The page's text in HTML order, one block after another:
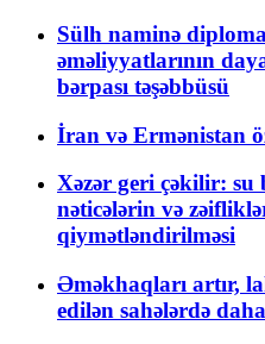
Sülh naminə
əməliyyatlarının
bərpası təşəbbüsü
İran və Ermənistan
Xəzər geri çəkilir: su
nəticələrin və
qiymətləndirilməsi
Əməkhaqları artır,
edilən sahələrdə